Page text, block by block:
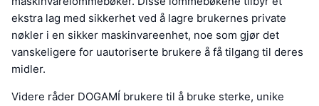
ekstra lag med sikkerhet ved å lagre brukernes private
nøkler i en sikker maskinvareenhet, noe som gjør det
vanskeligere for uautoriserte brukere å få tilgang til deres
midler.
Videre råder DOGAMÍ brukere til å bruke sterke, unike